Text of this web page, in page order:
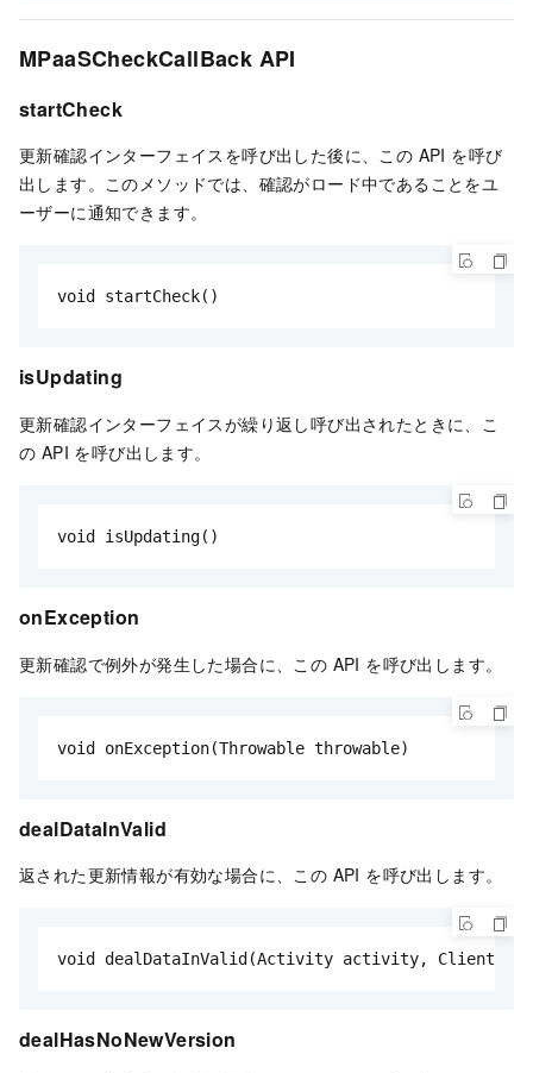
MPaaSCheckCallBack API
startCheck
更新確認インターフェイスを呼び出した後に、この API を呼び
出します。このメソッドでは、確認がロード中であることをユ
ーザーに通知できます。
void startCheck()
isUpdating
更新確認インターフェイスが繰り返し呼び出されたときに、こ
の API を呼び出します。
void isUpdating()
onException
更新確認で例外が発生した場合に、この API を呼び出します。
void onException(Throwable throwable)
dealDataInValid
返された更新情報が有効な場合に、この API を呼び出します。
void dealDataInValid(Activity activity,
dealHasNoNewVersion